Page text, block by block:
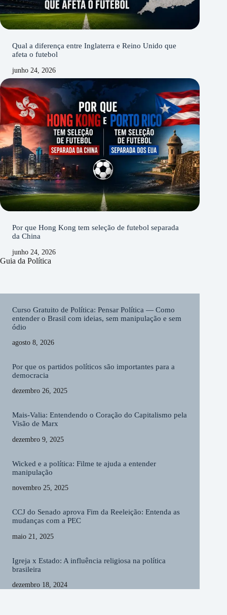
Qual a diferença entre Inglaterra e Reino Unido que
afeta o futebol
junho 24, 2026
Por que Hong Kong tem seleção de futebol separada
da China
junho 24, 2026
Guia da Política
Curso Gratuito de Política: Pensar Política — Como
entender o Brasil com ideias, sem manipulação e sem
ódio
agosto 8, 2026
Por que os partidos políticos são importantes para a
democracia
dezembro 26, 2025
Mais-Valia: Entendendo o Coração do Capitalismo pela
Visão de Marx
dezembro 9, 2025
Wicked e a política: Filme te ajuda a entender
manipulação
novembro 25, 2025
CCJ do Senado aprova Fim da Reeleição: Entenda as
mudanças com a PEC
maio 21, 2025
Igreja x Estado: A influência religiosa na política
brasileira
dezembro 18, 2024